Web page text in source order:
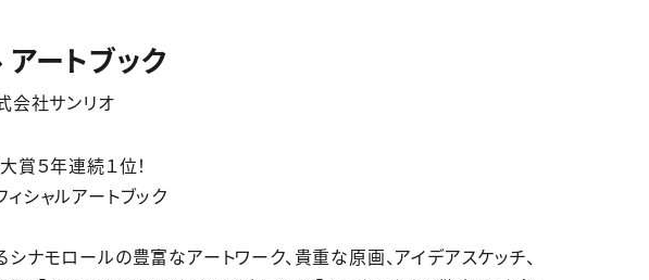
ートブック
会社サンリオ
賞５年連続１位！
シャルアートブック
ナモロールの豊富なアートワーク、貴重な原画、アイデアスケッチ、